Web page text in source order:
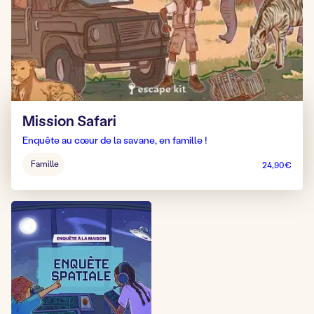
Mission Safari
Enquête au cœur de la savane, en famille !
pour
:
Famille 24,90€